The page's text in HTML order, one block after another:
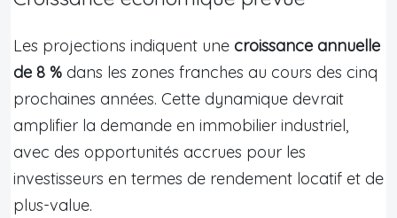
Les projections indiquent une croissance annuelle
de 8 % dans les zones franches au cours des cinq
prochaines années. Cette dynamique devrait
amplifier la demande en immobilier industriel,
avec des opportunités accrues pour les
investisseurs en termes de rendement locatif et de
plus-value.